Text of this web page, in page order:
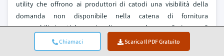
Chiamaci Scarica Il PDF Gratuito
utility che offrono ai produttori di catodi una visibilità della
domanda non disponibile nella catena di fornitura
automobilistica. L'elettronica di consumo ha contribuito per il
4% (circa 605 milioni di USD) e la categoria Altri per il 2% (circa
302 milioni di USD), che include applicazioni marine, industriali